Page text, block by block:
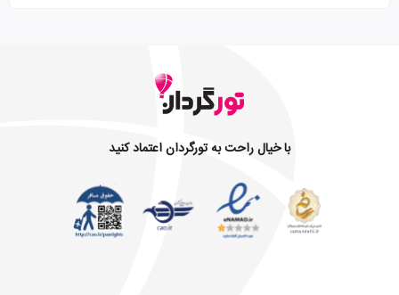
با خیال راحت به تورگردان اعتماد کنید